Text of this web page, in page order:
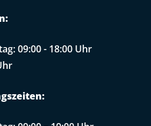
09:00 - 18:00 Uhr